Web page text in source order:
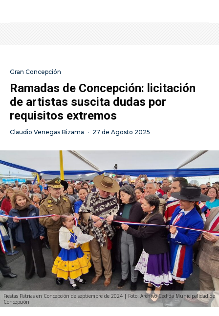
Gran Concepción
Ramadas de Concepción: licitación
de artistas suscita dudas por
requisitos extremos
Claudio Venegas Bizama · 27 de Agosto 2025
Fiestas Patrias en Concepción de septiembre de 2024 | Foto: Archivo Cedida Municipalidad de
Concepción